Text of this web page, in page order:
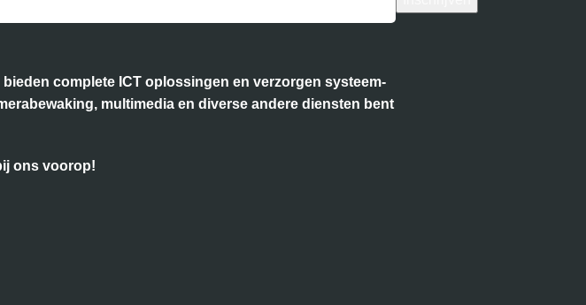
complete ICT oplossingen en verzorgen systeem-
multimedia en diverse andere diensten bent
ons voorop!